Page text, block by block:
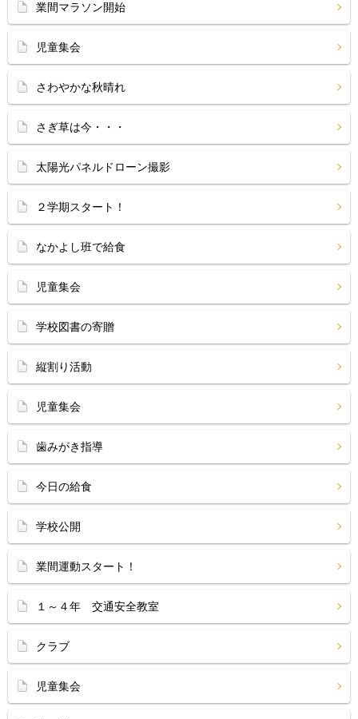
業間マラソン開始
児童集会
さわやかな秋晴れ
さぎ草は今・・・
太陽光パネルドローン撮影
２学期スタート！
なかよし班で給食
児童集会
学校図書の寄贈
縦割り活動
児童集会
歯みがき指導
今日の給食
学校公開
業間運動スタート！
１～４年 交通安全教室
クラブ
児童集会